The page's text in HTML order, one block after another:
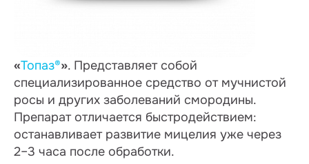
«Топаз®». Представляет собой
специализированное средство от мучнистой
росы и других заболеваний смородины.
Препарат отличается быстродействием:
останавливает развитие мицелия уже через
2–3 часа после обработки.